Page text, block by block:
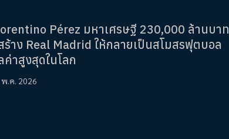
Pérez มหาเศรษฐี 230,000 ล้านบาท
ร้าง Real Madrid ให้กลายเป็นสโมสรฟุตบอล
ค่าสูงสุดในโลก
พ.ค. 2026